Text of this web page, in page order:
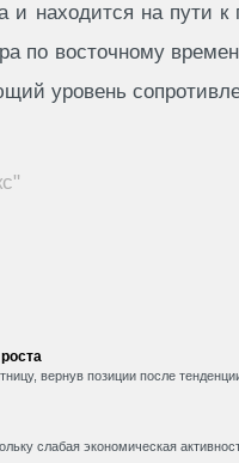
и находится на пути
по восточному
уровень
вернув позиции после
слабая экономическая